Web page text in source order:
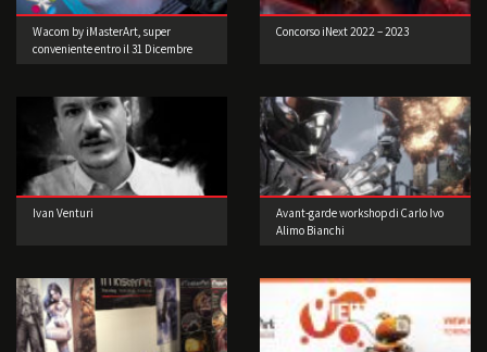
Wacom by iMasterArt, super
conveniente entro il 31 Dicembre
Concorso iNext 2022 – 2023
Ivan Venturi
Avant-garde workshop di Carlo Ivo
Alimo Bianchi